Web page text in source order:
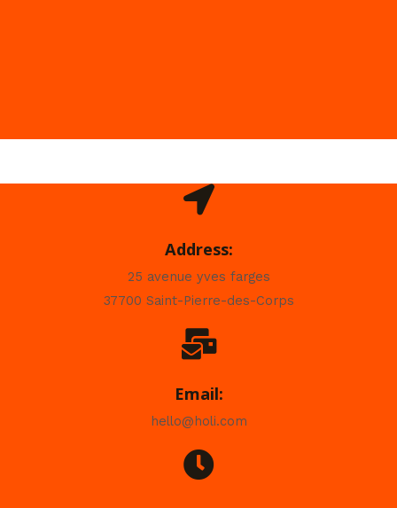
Address:
25 avenue yves farges
37700 Saint-Pierre-des-Corps
Email:
hello@holi.com